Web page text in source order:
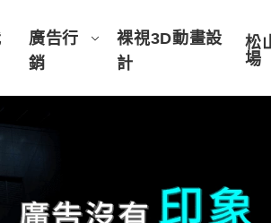
廣告行
銷
裸視3D動畫設
計
松
場